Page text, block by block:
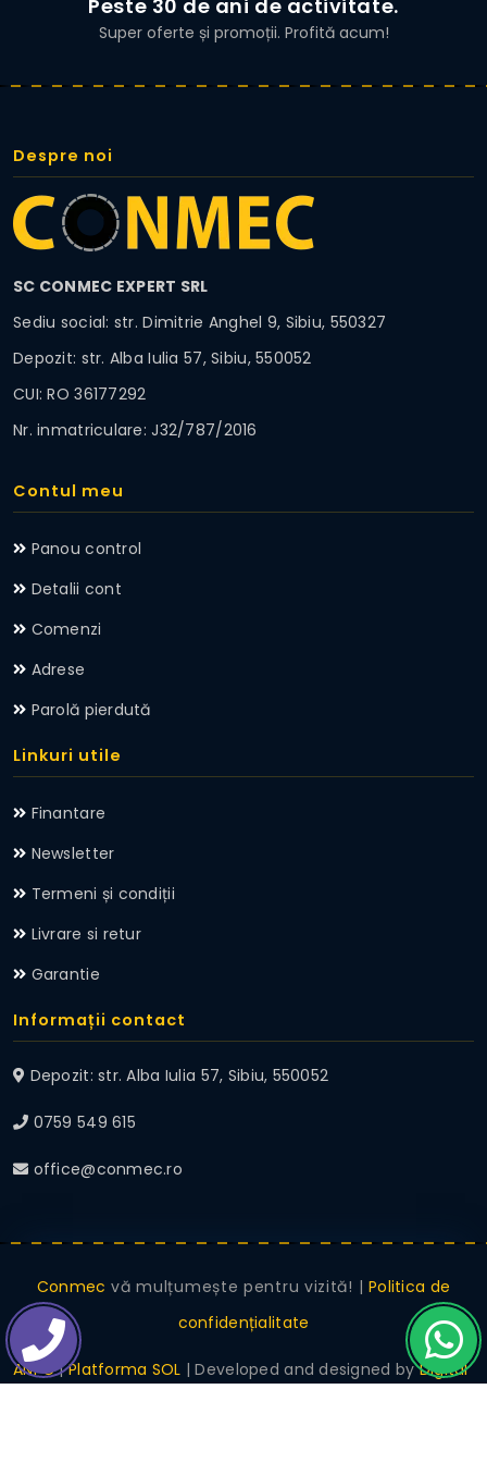
Peste 30 de ani de activitate.
Super oferte și promoții. Profită acum!
Despre noi
SC CONMEC EXPERT SRL
Sediu social: str. Dimitrie Anghel 9, Sibiu, 550327
Depozit: str. Alba Iulia 57, Sibiu, 550052
CUI: RO 36177292
Nr. inmatriculare: J32/787/2016
Contul meu
Panou control
Detalii cont
Comenzi
Adrese
Parolă pierdută
Linkuri utile
Finantare
Newsletter
Termeni și condiții
Livrare si retur
Garantie
Informații contact
Depozit: str. Alba Iulia 57, Sibiu, 550052
0759 549 615
office@conmec.ro
Conmec vă mulțumește pentru vizită! | Politica de
confidențialitate
ANPC|Platforma SOL | Developed and designed byDigital